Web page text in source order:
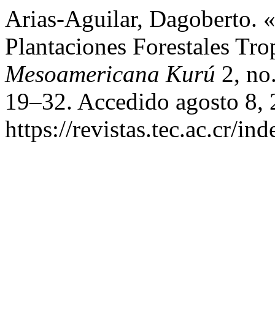
Arias-Aguilar, Dagoberto.
Plantaciones Forestales
Mesoamericana Kurú 2,
19–32. Accedido agosto 8,
https://revistas.tec.ac.cr/